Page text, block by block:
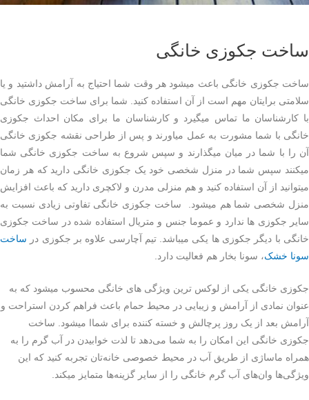
ساخت جکوزی خانگی
ساخت جکوزی خانگی باعث میشود هر وقت شما احتیاج به آرامش داشتید و یا
سلامتی برایتان مهم است از آن استفاده کنید. شما برای ساخت جکوزی خانگی
با کارشناسان ما تماس میگیرد و کارشناسان ما برای مکان احداث جکوزی
خانگی با شما مشورت به عمل میاورند و پس از طراحی نقشه جکوزی خانگی
آن را با شما در میان میگذارند و سپس شروع به ساخت جکوزی خانگی شما
میکنند سپس شما در منزل شخصی خود یک جکوزی خانگی دارید که هر زمان
میتوانید از آن استفاده کنید و هم منزلی مدرن و لاکچری دارید که باعث افزایش
منزل شخصی شما هم میشود. ساخت جکوزی خانگی تفاوتی زیادی نسبت به
سایر جکوزی ها ندارد و عموما جنس و متریال استفاده شده در ساخت جکوزی
خانگی با دیگر جکوزی ها یکی میباشد. تیم آچارسی علاوه بر جکوزی در ساخت
سونا خشک، سونا بخار هم فعالیت دارد.
جکوزی خانگی یکی از لوکس ترین ویژگی های خانگی محسوب میشود که به
عنوان نمادی از آرامش و زیبایی در محیط حمام باعث فراهم کردن استراحت و
آرامش بعد از یک روز پرچالش و خسته کننده برای شماا میشود. ساخت
جکوزی خانگی این امکان را به شما می‌دهد تا لذت خوابیدن در آب گرم را به
همراه ماساژی از طریق آب در محیط خصوصی خانه‌تان تجربه کنید که این
ویژگی‌ها وان‌های آب گرم خانگی را از سایر گزینه‌ها متمایز میکند.